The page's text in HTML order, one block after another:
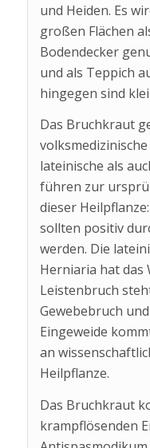
und Heiden. Es
großen Flächen
Bodendecker
und als Teppich
hingegen sind
Das Bruchkraut
lateinische als
führen zur
dieser
sollten positiv
werden. Die
Herniaria hat das
Leistenbruch
Gewebebruch
Eingeweide
an
Heilpflanze.
Das Bruchkraut
krampflösenden